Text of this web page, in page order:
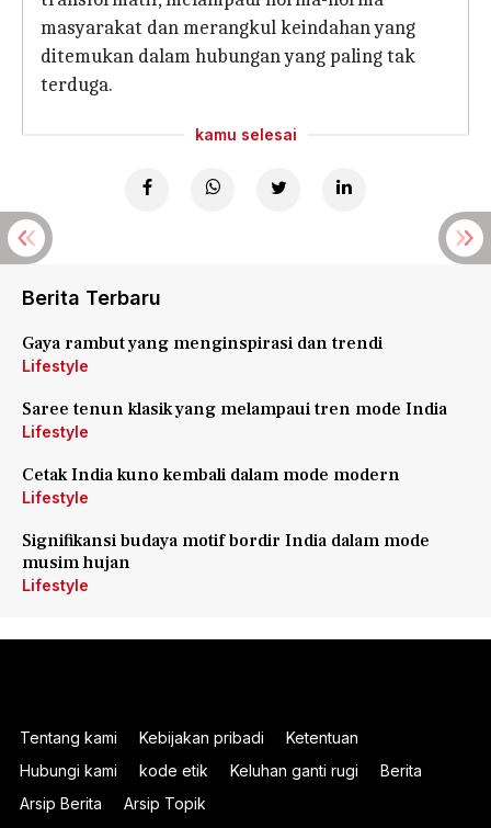
masyarakat dan merangkul keindahan yang
ditemukan dalam hubungan yang paling tak
terduga.
kamu selesai
Berita Terbaru
Gaya rambut yang menginspirasi dan trendi
Lifestyle
Saree tenun klasik yang melampaui tren mode India
Lifestyle
Cetak India kuno kembali dalam mode modern
Lifestyle
Signifikansi budaya motif bordir India dalam mode
musim hujan
Lifestyle
Tentang kami Kebijakan pribadi
Ketentuan
Hubungi kami
kode etik Keluhan ganti rugi
Berita
Arsip Berita
Arsip Topik